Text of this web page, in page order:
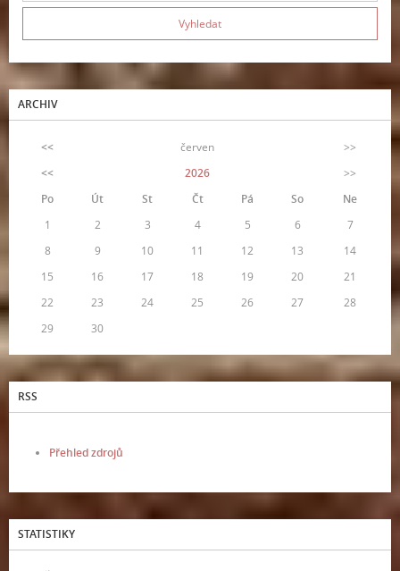
ARCHIV
<< červen
>>
<<
2026
>>
Po
Út St Čt Pá So
Ne
1
2 3 4 5 6
7
8
9 10 11 12 13
14
15
16 17 18 19 20
21
22
23 24 25 26 27
28
29
30
RSS
Přehled zdrojů
STATISTIKY